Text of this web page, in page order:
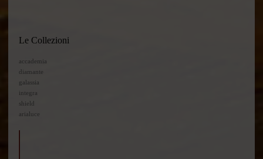
Le Collezioni
accademia
diamante
galassia
integra
shield
arialuce